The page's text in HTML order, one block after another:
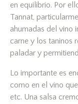
en equilibrio. Por
Tannat,
ahumadas del vino
carne y los taninos
paladar y
Lo importante es
como en el vino
etc. Una salsa